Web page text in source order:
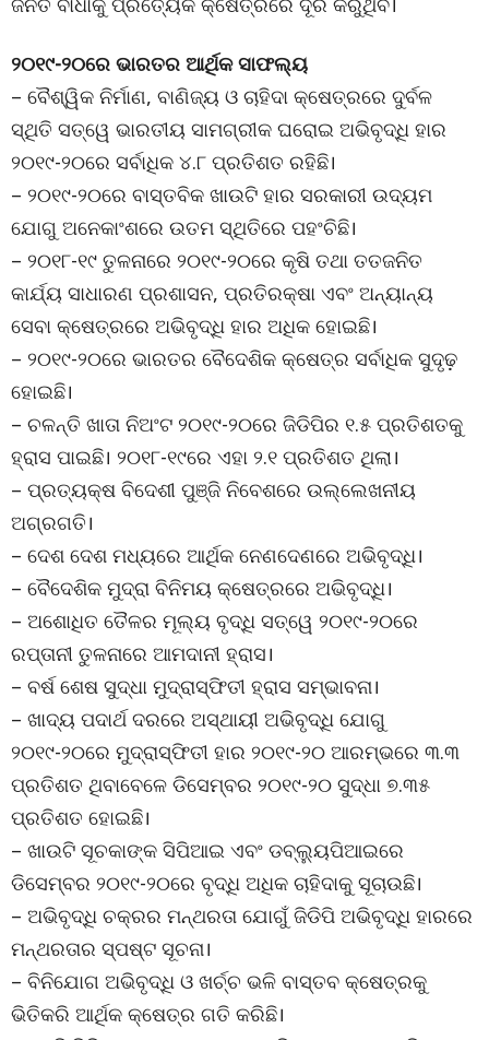
୨୦୧୯-୨୦ରେ ଭାରତର ଆର୍ଥିକ ସାଫଲ୍ୟ
– ବୈଶ୍ୱିକ ନିର୍ମାଣ, ବାଣିଜ୍ୟ ଓ ଚାହିଦା କ୍ଷେତ୍ରରେ ଦୁର୍ବଳ
ସ୍ଥିତି ସତ୍ୱେ ଭାରତୀୟ ସାମଗ୍ରୀକ ଘରୋଇ ଅଭିବୃଦ୍ଧି ହାର
୨୦୧୯-୨୦ରେ ସର୍ବାଧିକ ୪.୮ ପ୍ରତିଶତ ରହିଛି।
– ୨୦୧୯-୨୦ରେ ବାସ୍ତବିକ ଖାଉଟି ହାର ସରକାରୀ ଉଦ୍ୟମ
ଯୋଗୁ ଅନେକାଂଶରେ ଉତମ ସ୍ଥିତିରେ ପହଂଚିଛି।
– ୨୦୧୮-୧୯ ତୁଳନାରେ ୨୦୧୯-୨୦ରେ କୃଷି ତଥା ତତଜନିତ
କାର୍ଯ୍ୟ ସାଧାରଣ ପ୍ରଶାସନ, ପ୍ରତିରକ୍ଷା ଏବଂ ଅନ୍ୟାନ୍ୟ
ସେବା କ୍ଷେତ୍ରରେ ଅଭିବୃଦ୍ଧି ହାର ଅଧିକ ହୋଇଛି।
– ୨୦୧୯-୨୦ରେ ଭାରତର ବୈଦେଶିକ କ୍ଷେତ୍ର ସର୍ବାଧିକ ସୁଦୃଢ଼
ହୋଇଛି।
– ଚଳନ୍ତି ଖାତା ନିଅଂଟ ୨୦୧୯-୨୦ରେ ଜିଡିପିର ୧.୫ ପ୍ରତିଶତକୁ
ହ୍ରାସ ପାଇଛି। ୨୦୧୮-୧୯ରେ ଏହା ୨.୧ ପ୍ରତିଶତ ଥିଲା।
– ପ୍ରତ୍ୟକ୍ଷ ବିଦେଶୀ ପୁଞ୍ଜି ନିବେଶରେ ଉଲ୍ଲେଖନୀୟ
ଅଗ୍ରଗତି।
– ଦେଶ ଦେଶ ମଧ୍ୟରେ ଆର୍ଥିକ ନେଣଦେଣରେ ଅଭିବୃଦ୍ଧି।
– ବୈଦେଶିକ ମୁଦ୍ରା ବିନିମୟ କ୍ଷେତ୍ରରେ ଅଭିବୃଦ୍ଧି।
– ଅଶୋଧିତ ତୈଳର ମୂଲ୍ୟ ବୃଦ୍ଧି ସତ୍ୱେ ୨୦୧୯-୨୦ରେ
ରପ୍ତାନୀ ତୁଳନାରେ ଆମଦାନୀ ହ୍ରାସ।
– ବର୍ଷ ଶେଷ ସୁଦ୍ଧା ମୁଦ୍ରାସ୍ଫିତୀ ହ୍ରାସ ସମ୍ଭାବନା।
– ଖାଦ୍ୟ ପଦାର୍ଥ ଦରରେ ଅସ୍ଥାୟୀ ଅଭିବୃଦ୍ଧି ଯୋଗୁ
୨୦୧୯-୨୦ରେ ମୁଦ୍ରାସ୍ଫିତୀ ହାର ୨୦୧୯-୨୦ ଆରମ୍ଭରେ ୩.୩
ପ୍ରତିଶତ ଥିବାବେଳେ ଡିସେମ୍ବର ୨୦୧୯-୨୦ ସୁଦ୍ଧା ୭.୩୫
ପ୍ରତିଶତ ହୋଇଛି।
– ଖାଉଟି ସୂଚକାଙ୍କ ସିପିଆଇ ଏବଂ ଡବ୍ଲ୍ୟୁପିଆଇରେ
ଡିସେମ୍ବର ୨୦୧୯-୨୦ରେ ବୃଦ୍ଧି ଅଧିକ ଚାହିଦାକୁ ସୂଚାଉଛି।
– ଅଭିବୃଦ୍ଧି ଚକ୍ରର ମନ୍ଥରତା ଯୋଗୁଁ ଜିଡିପି ଅଭିବୃଦ୍ଧି ହାରରେ
ମନ୍ଥରତାର ସ୍ପଷ୍ଟ ସୂଚନା।
– ବିନିଯୋଗ ଅଭିବୃଦ୍ଧି ଓ ଖର୍ଚ୍ଚ ଭଳି ବାସ୍ତବ କ୍ଷେତ୍ରକୁ
ଭିତିକରି ଆର୍ଥିକ କ୍ଷେତ୍ର ଗତି କରିଛି।